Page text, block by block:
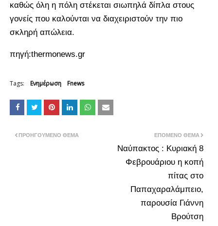
καθώς όλη η πόλη στέκεται σιωπηλά δίπλα στους
γονείς που καλούνται να διαχειριστούν την πιο
σκληρή απώλεια.
πηγή:thermonews.gr
Tags: Ενημέρωση Fnews
ΕΠΌΜΕΝΟ ΘΈΜΑ
Ναύπακτος : Κυριακή 8
Φεβρουάριου η κοπή
πίτας στο
Παπαχαραλάμπειο,
παρουσία Γιάννη
Βρούτση
ΠΡΟΗΓΟΎΜΕΝΟ ΘΈΜΑ